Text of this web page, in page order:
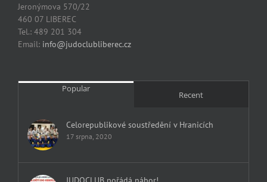
Jeronýmova 570/22
460 07 LIBEREC
Tel.: 489 201 304
Email: info@judoclubliberec.cz
Popular
Recent
Celorepublikové soustředění v Hranicích
17 srpna, 2020